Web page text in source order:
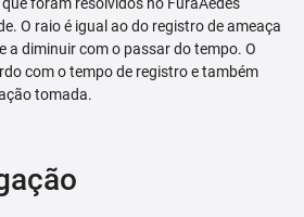
O raio é igual ao do registro de ameaça
a diminuir com o passar do tempo. O
com o tempo de registro e também
tomada.